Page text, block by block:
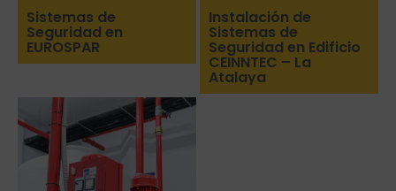
Sistemas de
Seguridad en
EUROSPAR
Instalación de
Sistemas de
Seguridad en Edificio
CEINNTEC – La
Atalaya